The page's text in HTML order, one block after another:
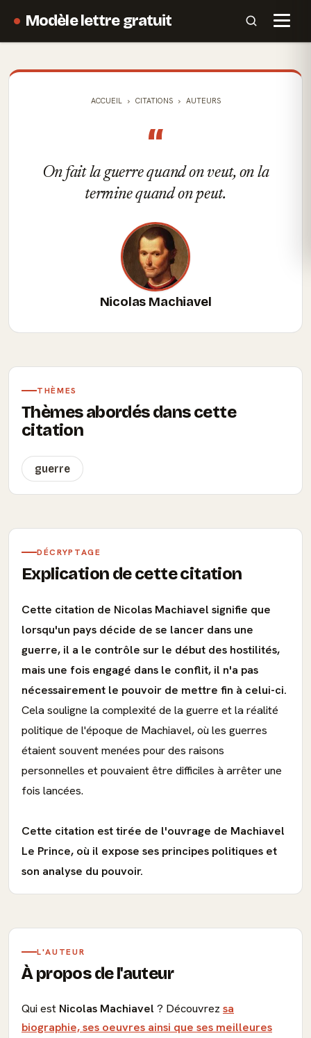
Modèle lettre gratuit
ACCUEIL CITATIONS AUTEURS
“
On fait la guerre quand on veut, on la
termine quand on peut.
Nicolas Machiavel
THÈMES
Thèmes abordés dans cette
citation
guerre
DÉCRYPTAGE
Explication de cette citation
Cette citation de Nicolas Machiavel signifie que
lorsqu'un pays décide de se lancer dans une
guerre, il a le contrôle sur le début des hostilités,
mais une fois engagé dans le conflit, il n'a pas
nécessairement le pouvoir de mettre fin à celui-ci.
Cela souligne la complexité de la guerre et la réalité
politique de l'époque de Machiavel, où les guerres
étaient souvent menées pour des raisons
personnelles et pouvaient être difficiles à arrêter une
fois lancées.
Cette citation est tirée de l'ouvrage de Machiavel
Le Prince, où il expose ses principes politiques et
son analyse du pouvoir.
L'AUTEUR
À propos de l'auteur
Qui est Nicolas Machiavel ? Découvrez sa
biographie, ses oeuvres ainsi que ses meilleures